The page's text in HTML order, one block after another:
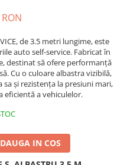
de 3.5 metri lungime, este
auto self-service. Fabricat în
destinat să ofere performanță
Cu o culoare albastra vizibilă,
și rezistența la presiuni mari,
eficientă a vehiculelor.
IN COS